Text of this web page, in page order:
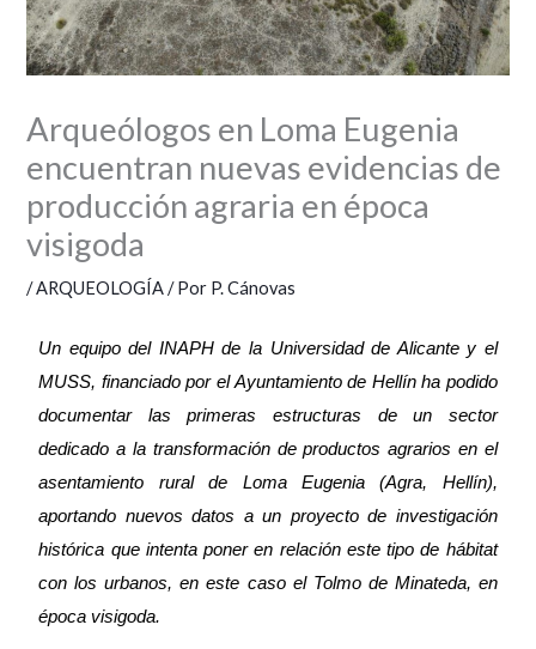
Arqueólogos en Loma Eugenia
encuentran nuevas evidencias de
producción agraria en época
visigoda
/ARQUEOLOGÍA/ Por P. Cánovas
Un equipo del INAPH de la Universidad de Alicante y el
MUSS, financiado por el Ayuntamiento de Hellín ha podido
documentar las primeras estructuras de un sector
dedicado a la transformación de productos agrarios en el
asentamiento rural de Loma Eugenia (Agra, Hellín),
aportando nuevos datos a un proyecto de investigación
histórica que intenta poner en relación este tipo de hábitat
con los urbanos, en este caso el Tolmo de Minateda, en
época visigoda.